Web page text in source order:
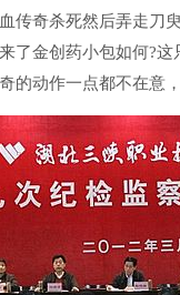
传奇杀死然后弄走刀
了金创药小包如何?
的动作一点都不在意